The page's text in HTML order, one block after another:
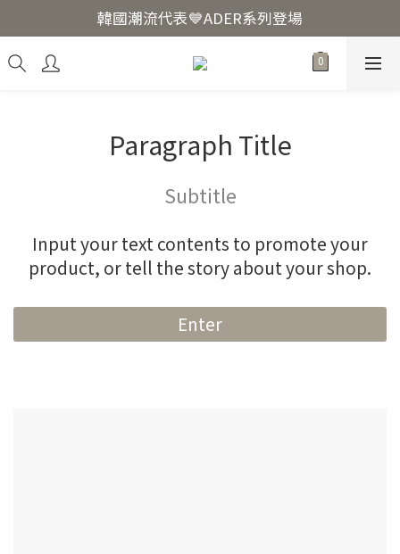
韓國爆紅🔥LUODIN Y2K相機📷
韓國潮流代表💙ADER系列登場
韓國爆紅🔥LUODIN Y2K相機📷
Paragraph Title
Subtitle
Input your text contents to promote your
product, or tell the story about your shop.
Enter